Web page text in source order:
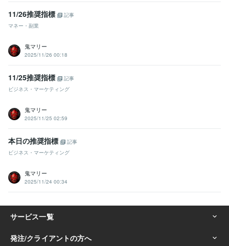
11/26推奨指標
記事
マネー・副業
鬼マリー
2025/11/26 00:18
11/25推奨指標
記事
ビジネス・マーケティング
鬼マリー
2025/11/25 02:59
本日の推奨指標
記事
ビジネス・マーケティング
鬼マリー
2025/11/24 00:34